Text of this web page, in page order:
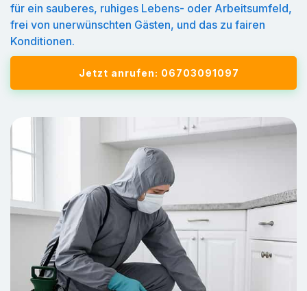
für ein sauberes, ruhiges Lebens- oder Arbeitsumfeld,
frei von unerwünschten Gästen, und das zu fairen
Konditionen.
Jetzt anrufen: 06703091097